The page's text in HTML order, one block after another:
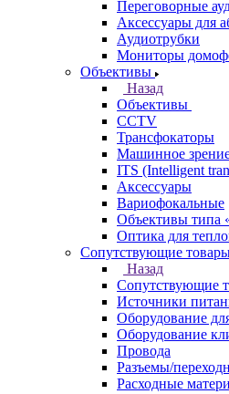
Переговорные
Аксессуары для
Аудиотрубки
Мониторы
Объективы
Назад
Объективы
CCTV
Трансфокаторы
Машинное
ITS (Intelligent
Аксессуары
Вариофокальные
Объективы типа
Оптика для
Сопутствующие
Назад
Сопутствующие
Источники
Оборудование
Оборудование
Провода
Разъемы/
Расходные